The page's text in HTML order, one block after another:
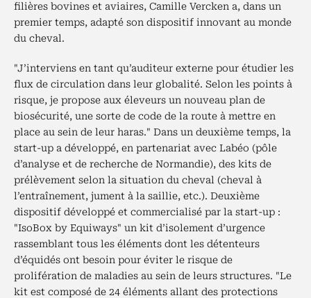
filières bovines et aviaires, Camille Vercken a, dans un
premier temps, adapté son dispositif innovant au monde
du cheval.
"J’interviens en tant qu’auditeur externe pour étudier les
flux de circulation dans leur globalité. Selon les points à
risque, je propose aux éleveurs un nouveau plan de
biosécurité, une sorte de code de la route à mettre en
place au sein de leur haras." Dans un deuxième temps, la
start-up a développé, en partenariat avec Labéo (pôle
d’analyse et de recherche de Normandie), des kits de
prélèvement selon la situation du cheval (cheval à
l’entraînement, jument à la saillie, etc.). Deuxième
dispositif développé et commercialisé par la start-up :
"IsoBox by Equiways" un kit d’isolement d’urgence
rassemblant tous les éléments dont les détenteurs
d’équidés ont besoin pour éviter le risque de
prolifération de maladies au sein de leurs structures. "Le
kit est composé de 24 éléments allant des protections